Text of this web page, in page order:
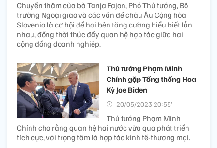
Chuyến thăm của bà Tanja Fajon, Phó Thủ tướng, Bộ
trưởng Ngoại giao và các vấn đề châu Âu Cộng hòa
Slovenia là cơ hội để hai bên tăng cường hiểu biết lẫn
nhau, đồng thời thúc đẩy quan hệ hợp tác giữa hai
cộng đồng doanh nghiệp.
Thủ tướng Phạm Minh
Chính gặp Tổng thống Hoa
Kỳ Joe Biden
20/05/2023 20:55’
Thủ tướng Phạm Minh
Chính cho rằng quan hệ hai nước vừa qua phát triển
tích cực, với trọng tâm là hợp tác kinh tế-thương mại.